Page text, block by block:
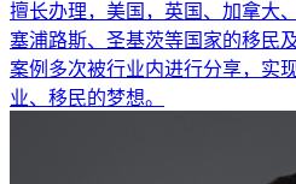
擅长办理，美国，英国、加拿大
塞浦路斯、圣基茨等国家的移民
案例多次被行业内进行分享，实
业、移民的梦想。